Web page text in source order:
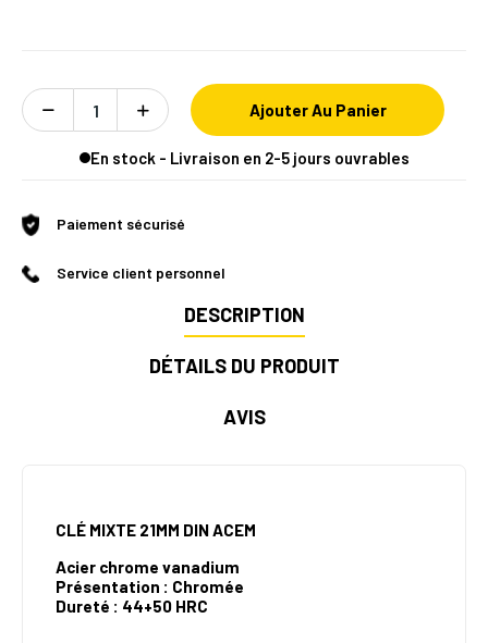
Ajouter Au Panier
En stock - Livraison en 2-5 jours ouvrables
Paiement sécurisé
Service client personnel
DESCRIPTION
DÉTAILS DU PRODUIT
AVIS
CLÉ MIXTE 21MM DIN ACEM
Acier chrome vanadium
Présentation : Chromée
Dureté : 44+50 HRC